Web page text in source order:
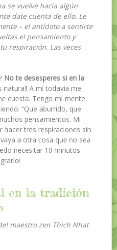
se vuelve hacia algún
date cuenta de ello. Le
– el antídoto a sentirte
el pensamiento y
respiración. Las veces
No te desesperes si en la
natural! A mí todavía me
cuesta. Tengo mi mente
“Que aburrido, que
pensamientos. Mi
hacer tres respiraciones sin
a otra cosa que no sea
necesitar 10 minutos
en la tradición
maestro zen Thich Nhat